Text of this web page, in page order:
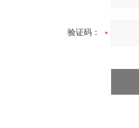
验证码：